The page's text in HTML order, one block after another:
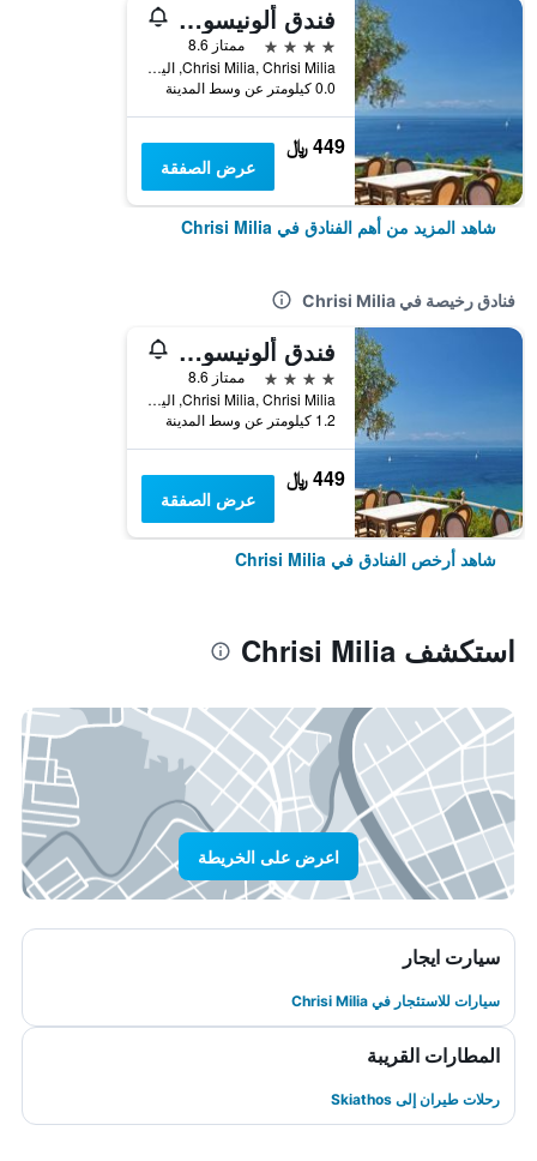
فندق ألونيسوس بيتش بونجالوز آند سويتس
4 نجوم
ممتاز 8.6
Chrisi Milia, Chrisi Milia, اليونان
0.0 كيلومتر عن وسط المدينة
449 ﷼
عرض الصفقة
شاهد المزيد من أهم الفنادق في Chrisi Milia
فنادق رخيصة في Chrisi Milia
فندق ألونيسوس بيتش بونجالوز آند سويتس
4 نجوم
ممتاز 8.6
Chrisi Milia, Chrisi Milia, اليونان
1.2 كيلومتر عن وسط المدينة
449 ﷼
عرض الصفقة
شاهد أرخص الفنادق في Chrisi Milia
استكشف Chrisi Milia
اعرض على الخريطة
سيارت ايجار
سيارات للاستئجار في Chrisi Milia
المطارات القريبة
رحلات طيران إلى Skiathos